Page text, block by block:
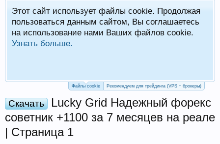
Этот сайт использует файлы cookie. Продолжая
пользоваться данным сайтом, Вы соглашаетесь
на использование нами Ваших файлов cookie.
Узнать больше.
Файлы cookie Рекомендуем для трейдинга (VPS + брокеры)
Скачать
Lucky Grid Надежный форекс
советник +1100 за 7 месяцев на реале
| Страница 1